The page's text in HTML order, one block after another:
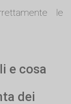
le
e cosa
dei